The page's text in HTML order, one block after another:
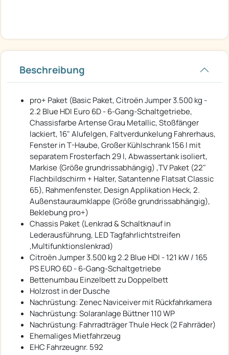
Beschreibung
pro+ Paket (Basic Paket, Citroën Jumper 3.500 kg -
2.2 Blue HDI Euro 6D - 6-Gang-Schaltgetriebe,
Chassisfarbe Artense Grau Metallic, Stoßfänger
lackiert, 16" Alufelgen, Faltverdunkelung Fahrerhaus,
Fenster in T-Haube, Großer Kühlschrank 156 l mit
separatem Frosterfach 29 l, Abwassertank isoliert,
Markise (Größe grundrissabhängig) ,TV Paket (22"
Flachbildschirm + Halter, Satantenne Flatsat Classic
65), Rahmenfenster, Design Applikation Heck, 2.
Außenstauraumklappe (Größe grundrissabhängig),
Beklebung pro+)
Chassis Paket (Lenkrad & Schaltknauf in
Lederausführung, LED Tagfahrlichtstreifen
,Multifunktionslenkrad)
Citroën Jumper 3.500 kg 2.2 Blue HDI - 121 kW / 165
PS EURO 6D - 6-Gang-Schaltgetriebe
Bettenumbau Einzelbett zu Doppelbett
Holzrost in der Dusche
Nachrüstung: Zenec Naviceiver mit Rückfahrkamera
Nachrüstung: Solaranlage Büttner 110 WP
Nachrüstung: Fahrradträger Thule Heck (2 Fahrräder)
Ehemaliges Mietfahrzeug
EHC Fahrzeugnr. 592